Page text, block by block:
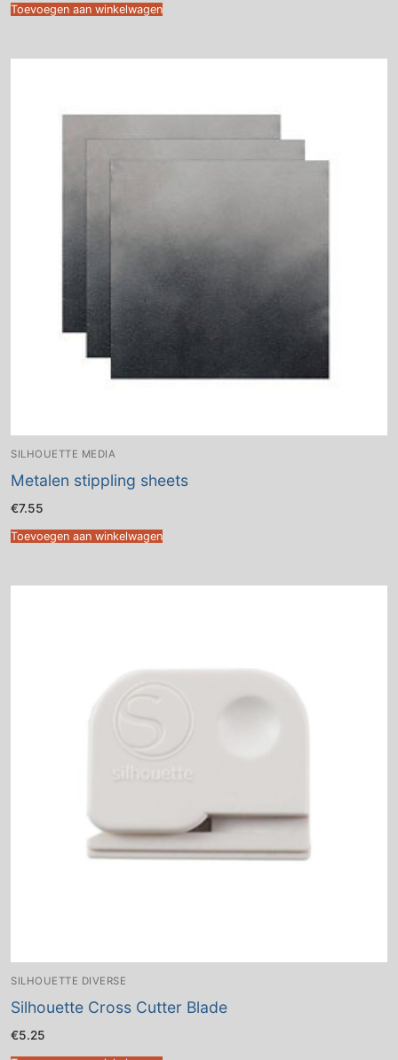
Toevoegen aan winkelwagen
SILHOUETTE MEDIA
Metalen stippling sheets
€7.55
Toevoegen aan winkelwagen
SILHOUETTE DIVERSE
Silhouette Cross Cutter Blade
€5.25